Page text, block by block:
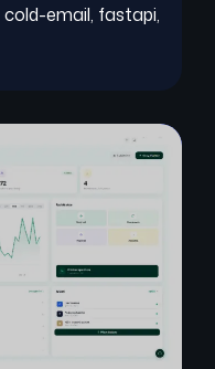
cold-email, fastapi,